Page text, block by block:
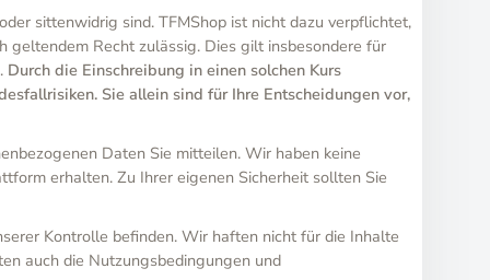
sittenwidrig sind. TFMShop ist nicht dazu verpflichtet,
geltendem Recht zulässig. Dies gilt insbesondere für
Durch die Einschreibung in einen solchen Kurs
Sie allein sind für Ihre Entscheidungen vor,
Daten Sie mitteilen. Wir haben keine
erhalten. Zu Ihrer eigenen Sicherheit sollten Sie
Kontrolle befinden. Wir haften nicht für die Inhalte
auch die Nutzungsbedingungen und